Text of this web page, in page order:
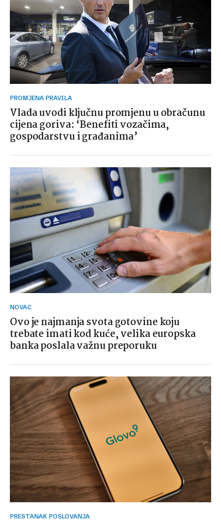
PROMJENA PRAVILA
Vlada uvodi ključnu promjenu u obračunu
cijena goriva: ‘Benefiti vozačima,
gospodarstvu i građanima’
NOVAC
Ovo je najmanja svota gotovine koju
trebate imati kod kuće, velika europska
banka poslala važnu preporuku
PRESTANAK POSLOVANJA